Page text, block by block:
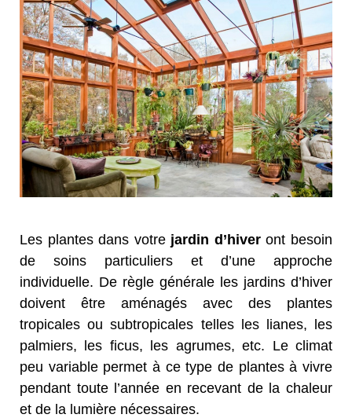
Les plantes dans votre jardin d’hiveront besoin
de soins particuliers et d’une approche
individuelle. De règle générale les jardins d’hiver
doivent être aménagés avec des plantes
tropicales ou subtropicales telles les lianes, les
palmiers, les ficus, les agrumes, etc. Le climat
peu variable permet à ce type de plantes à vivre
pendant toute l’année en recevant de la chaleur
et de la lumière nécessaires.